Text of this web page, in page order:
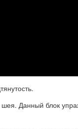
Данный блок